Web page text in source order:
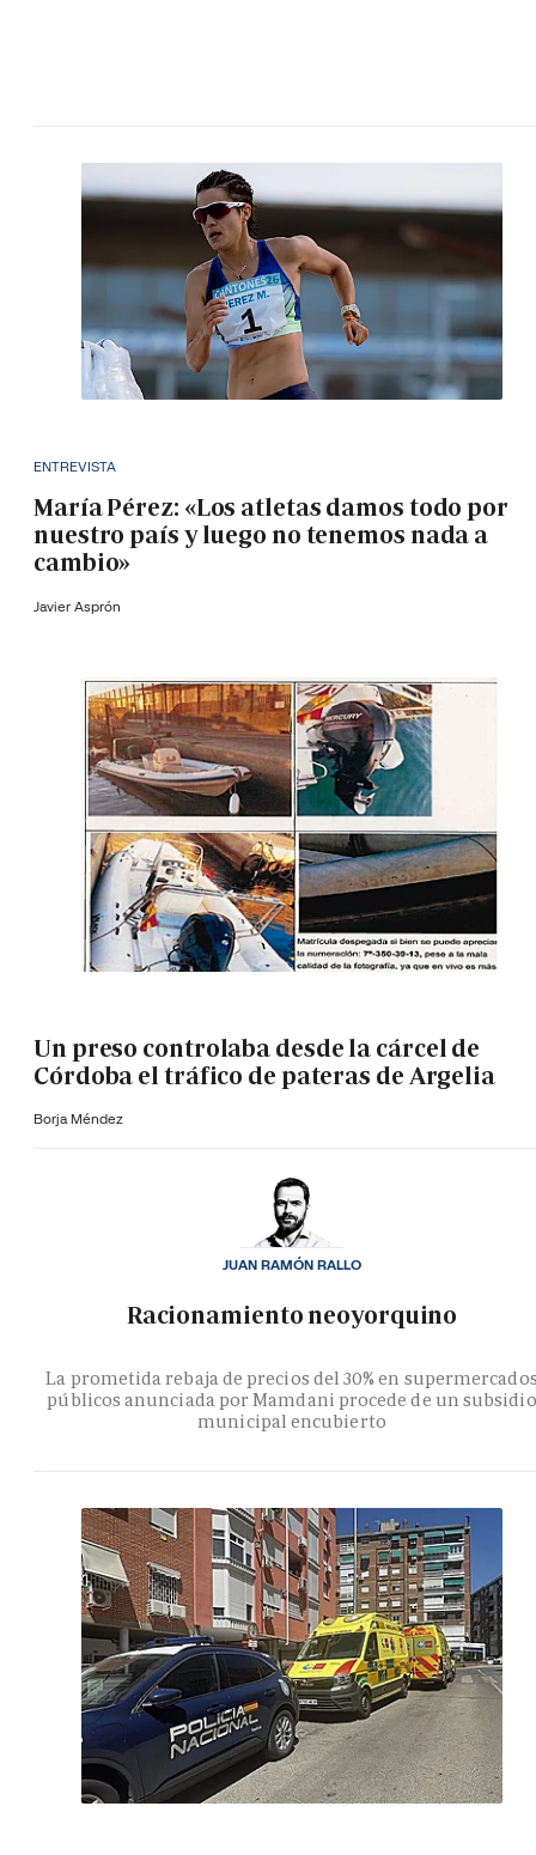
ENTREVISTA
María Pérez: «Los atletas damos todo por
nuestro país y luego no tenemos nada a
cambio»
Javier Asprón
Un preso controlaba desde la cárcel de
Córdoba el tráfico de pateras de Argelia
Borja Méndez
Racionamiento neoyorquino
La prometida rebaja de precios del 30% en
públicos anunciada por Mamdani procede de un subsidio
municipal encubierto
JUAN RAMÓN RALLO